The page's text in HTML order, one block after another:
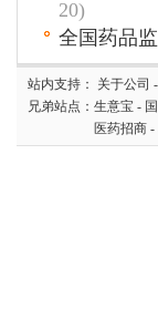
20)
全国药品
站内支持： 关于公司 -
兄弟站点： 生意宝 -
医药招商 -